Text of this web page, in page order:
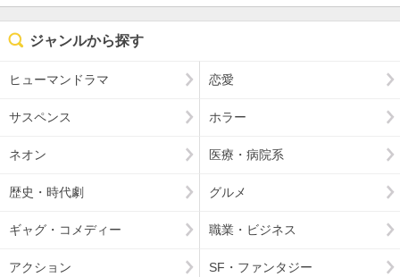
ジャンルから探す
ヒューマンドラマ 恋愛
サスペンス ホラー
ネオン 医療・病院系
歴史・時代劇 グルメ
ギャグ・コメディー 職業・ビジネス
アクション SF・ファンタジー